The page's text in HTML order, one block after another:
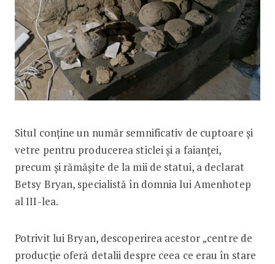
Situl conține un număr semnificativ de cuptoare și
vetre pentru producerea sticlei și a faianței,
precum și rămășite de la mii de statui, a declarat
Betsy Bryan, specialistă în domnia lui Amenhotep
al III-lea.
Potrivit lui Bryan, descoperirea acestor „centre de
producție oferă detalii despre ceea ce erau în stare